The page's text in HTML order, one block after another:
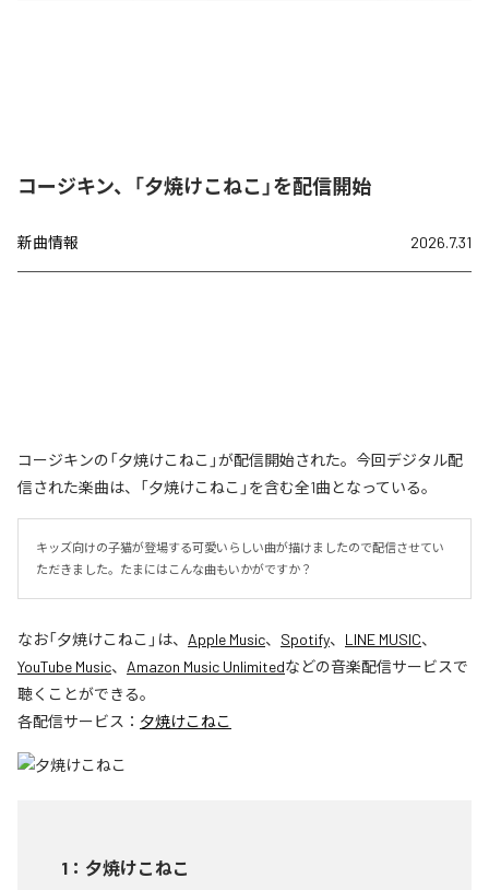
コージキン、「夕焼けこねこ」を配信開始
新曲情報 2026.7.31
コージキンの「夕焼けこねこ」が配信開始された。今回デジタル配
信された楽曲は、「夕焼けこねこ」を含む全1曲となっている。
キッズ向けの子猫が登場する可愛いらしい曲が描けましたので配信させてい
ただきました。たまにはこんな曲もいかがですか？
なお「夕焼けこねこ 」は、 Apple Music、 Spotify、 LINE MUSIC、
YouTube Music、 Amazon Music Unlimitedなどの音楽配信サービスで
聴くことができる。
各配信サービス： 夕焼けこねこ
1 ： 夕焼けこねこ